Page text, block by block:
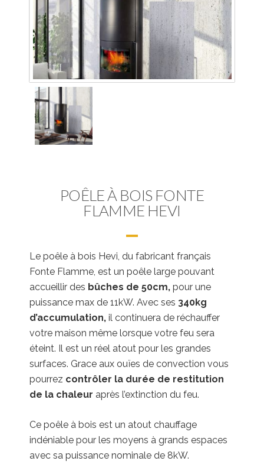
POÊLE À BOIS FONTE
FLAMME HEVI
Le poêle à bois Hevi, du fabricant français
Fonte Flamme, est un poêle large pouvant
accueillir des bûches de 50cm, pour une
puissance max de 11kW. Avec ses 340kg
d’accumulation, il continuera de réchauffer
votre maison même lorsque votre feu sera
éteint. Il est un réel atout pour les grandes
surfaces. Grace aux ouïes de convection vous
pourrez contrôler la durée de restitution
de la chaleur après l’extinction du feu.
Ce poêle à bois est un atout chauffage
indéniable pour les moyens à grands espaces
avec sa puissance nominale de 8kW.